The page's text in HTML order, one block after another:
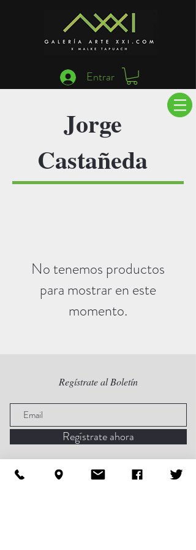
Entrar
Jorge
Castañeda
No tenemos productos
para mostrar en este
momento.
Regístrate al Boletín
Regístrate ahora